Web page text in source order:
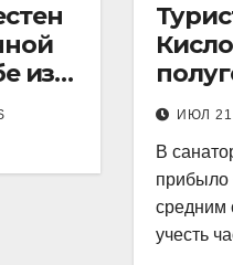
из
21
ИЮЛ
В
прибыло
средним
учесть